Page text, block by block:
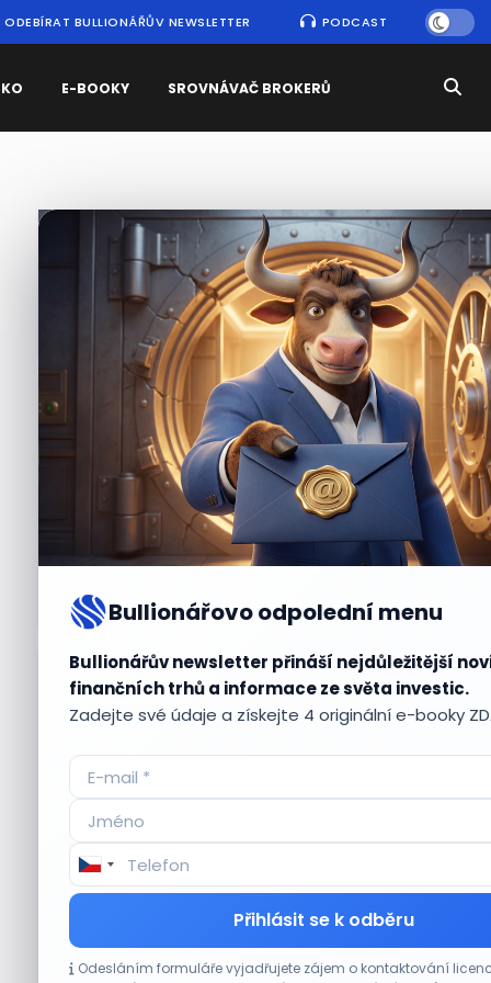
ODEBÍRAT BULLIONÁŘŮV NEWSLETTER PODCAST
E-BOOKY SROVNÁVAČ BROKERŮ
Bullionářovo odpolední menu
Bullionářův newsletter přináší nejdůležitější
finančních trhů a informace ze světa investic.
Zadejte své údaje a získejte 4 originální e-booky
Přihlásit se k odběru
Odesláním formuláře vyjadřujete zájem o kontaktování
Nejčtenějšízprávy
Aktuálnípříležitosti
Plány Starlinku srazily akcie T-Mobile, AT&T